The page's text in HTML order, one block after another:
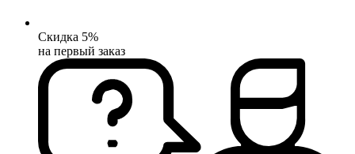
Скидка 5%
на первый заказ